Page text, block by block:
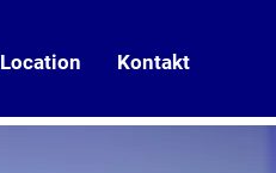
Location Kontakt